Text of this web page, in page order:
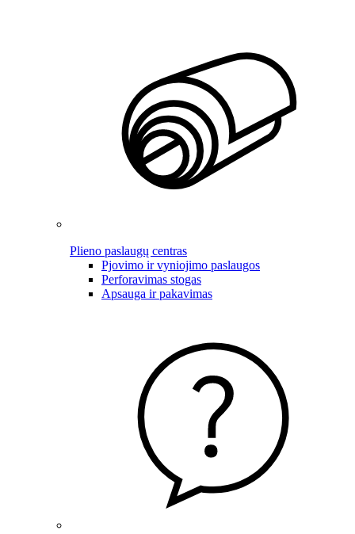
Plieno paslaugų centras
Pjovimo ir vyniojimo paslaugos
Perforavimas stogas
Apsauga ir pakavimas